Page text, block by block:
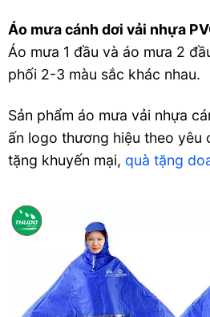
Áo mưa cánh dơi vải nhựa
Áo mưa 1 đầu và áo mưa 2
phối 2-3 màu sắc khác nhau.
Sản phẩm áo mưa vải nhựa
ấn logo thương hiệu theo yêu
tặng khuyến mại, quà tặng